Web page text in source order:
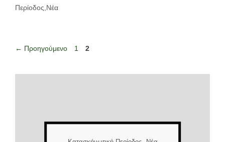
Περίοδος Νέα
← Προηγούμενο Σελίδα
1 Σελίδα
2